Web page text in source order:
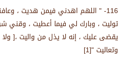
116- " اللهم اهدني فيمن هديت ،
توليت ، وبارك لي فيما أعطيت ، وقني
يقضى عليك ، إنه لا يذل من واليت ،[ ولا
وتعاليت "[1]